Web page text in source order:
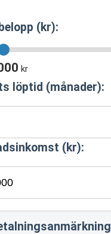
(kr):
kr
löptid (månader):
(kr):